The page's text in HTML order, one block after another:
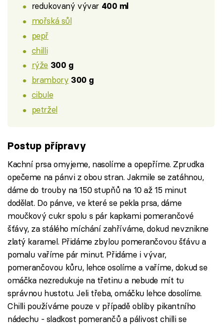
redukovaný vývar 400 ml
mořská sůl
pepř
chilli
rýže 300 g
brambory 300 g
cibule
petržel
Postup přípravy
Kachní prsa omyjeme, nasolíme a opepříme. Zprudka
opečeme na pánvi z obou stran. Jakmile se zatáhnou,
dáme do trouby na 150 stupňů na 10 až 15 minut
dodělat. Do pánve, ve které se pekla prsa, dáme
moučkový cukr spolu s pár kapkami pomerančové
šťávy, za stálého míchání zahříváme, dokud nevznikne
zlatý karamel. Přidáme zbylou pomerančovou šťávu a
pomalu vaříme pár minut. Přidáme i vývar,
pomerančovou kůru, lehce osolíme a vaříme, dokud se
omáčka nezredukuje na třetinu a nebude mít tu
správnou hustotu. Jeli třeba, omáčku lehce dosolíme.
Chilli používáme pouze v případě obliby pikantního
nádechu - sladkost pomerančů a pálivost chilli se